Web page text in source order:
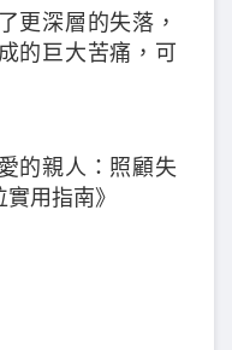
更深層的失落，
的巨大苦痛，可
的親人：照顧失
用指南》